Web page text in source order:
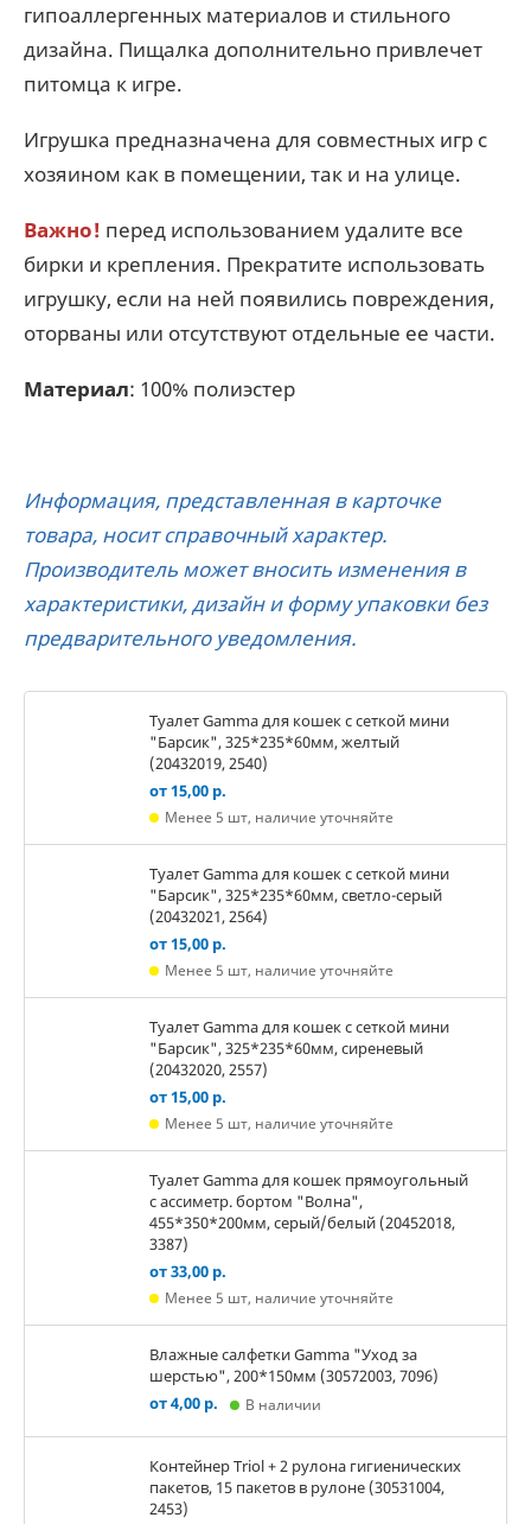
гипоаллергенных материалов и стильного
дизайна. Пищалка дополнительно привлечет
питомца к игре.
Игрушка предназначена для совместных игр с
хозяином как в помещении, так и на улице.
Важно! перед использованием удалите все
бирки и крепления. Прекратите использовать
игрушку, если на ней появились повреждения,
оторваны или отсутствуют отдельные ее части.
Материал: 100% полиэстер
Информация, представленная в карточке
товара, носит справочный характер.
Производитель может вносить изменения в
характеристики, дизайн и форму упаковки без
предварительного уведомления.
Туалет Gamma для кошек c сеткой мини
"Барсик", 325*235*60мм, желтый
(20432019, 2540)
от 15,00 р.
Менее 5 шт, наличие уточняйте
Туалет Gamma для кошек c сеткой мини
"Барсик", 325*235*60мм, светло-серый
(20432021, 2564)
от 15,00 р.
Менее 5 шт, наличие уточняйте
Туалет Gamma для кошек c сеткой мини
"Барсик", 325*235*60мм, сиреневый
(20432020, 2557)
от 15,00 р.
Менее 5 шт, наличие уточняйте
Туалет Gamma для кошек прямоугольный
с ассиметр. бортом "Волна",
455*350*200мм, серый/белый (20452018,
3387)
от 33,00 р.
Менее 5 шт, наличие уточняйте
Влажные салфетки Gamma "Уход за
шерстью", 200*150мм (30572003, 7096)
от 4,00 р.
В наличии
Контейнер Triol + 2 рулона гигиенических
пакетов, 15 пакетов в рулоне (30531004,
2453)